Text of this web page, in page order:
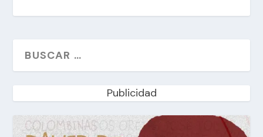
Publicidad